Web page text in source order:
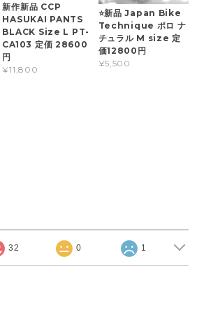
新作新品 CCP
HASUKAI PANTS
BLACK Size L PT-
CA103 定価 28600
円
¥11,800
⭐新品 Japan Bike
Technique ポロ ナ
チュラル M size 定
価12800円
¥5,500
32 0 1